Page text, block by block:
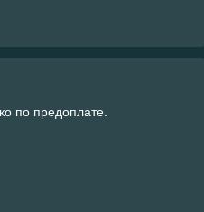
по предоплате.